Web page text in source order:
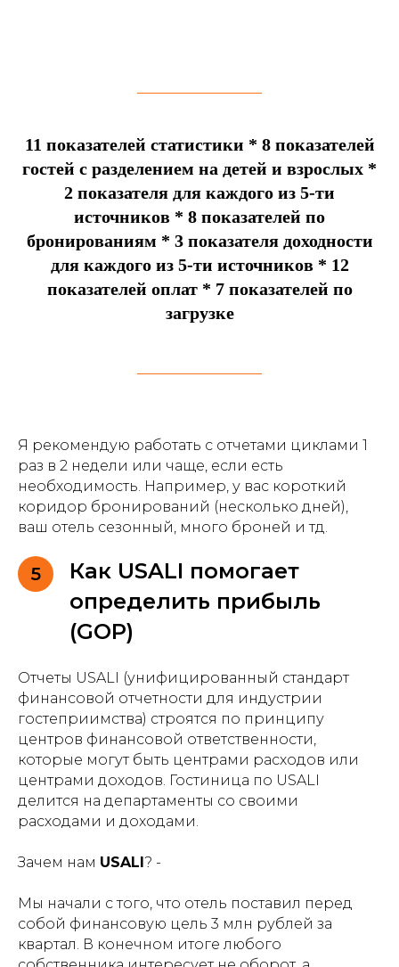
11 показателей статистики * 8 показателей
гостей с разделением на детей и взрослых *
2 показателя для каждого из 5-ти
источников * 8 показателей по
бронированиям * 3 показателя доходности
для каждого из 5-ти источников * 12
показателей оплат * 7 показателей по
загрузке
Я рекомендую работать с отчетами циклами 1
раз в 2 недели или чаще, если есть
необходимость. Например, у вас короткий
коридор бронирований (несколько дней),
ваш отель сезонный, много броней и тд.
5
Как USALI помогает
определить прибыль
(GOP)
Отчеты USALI (унифицированный стандарт
финансовой отчетности для индустрии
гостеприимства) строятся по принципу
центров финансовой ответственности,
которые могут быть центрами расходов или
центрами доходов. Гостиница по USALI
делится на департаменты со своими
расходами и доходами.
Зачем нам USALI ? -
Мы начали с того, что отель поставил перед
собой финансовую цель 3 млн рублей за
квартал. В конечном итоге любого